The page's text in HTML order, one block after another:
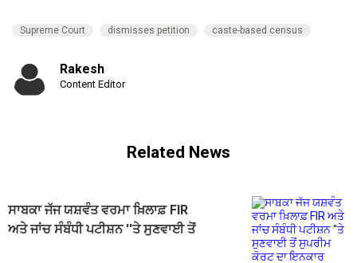
Supreme Court dismisses petition caste-based census
Rakesh
Content Editor
Related News
ਸਾਬਕਾ ਜੱਜ ਯਸ਼ਵੰਤ ਵਰਮਾ ਖ਼ਿਲਾਫ਼ FIR
ਅਤੇ ਜਾਂਚ ਸੰਬੰਧੀ ਪਟੀਸ਼ਨ ''ਤੇ ਸੁਣਵਾਈ ਤੋਂ